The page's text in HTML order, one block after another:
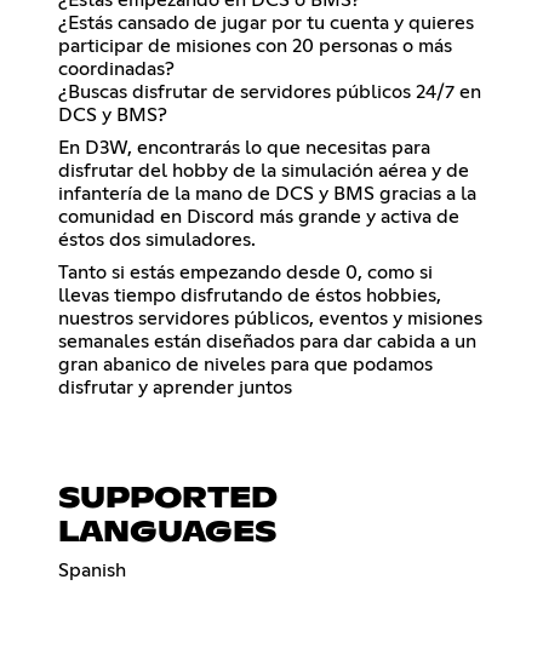
¿Estás cansado de jugar por tu cuenta y quieres
participar de misiones con 20 personas o más
coordinadas?
¿Buscas disfrutar de servidores públicos 24/7 en
DCS y BMS?
En D3W, encontrarás lo que necesitas para
disfrutar del hobby de la simulación aérea y de
infantería de la mano de DCS y BMS gracias a la
comunidad en Discord más grande y activa de
éstos dos simuladores.
Tanto si estás empezando desde 0, como si
llevas tiempo disfrutando de éstos hobbies,
nuestros servidores públicos, eventos y misiones
semanales están diseñados para dar cabida a un
gran abanico de niveles para que podamos
disfrutar y aprender juntos
SUPPORTED
LANGUAGES
Spanish